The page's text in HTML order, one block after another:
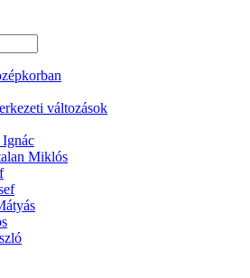
változások
Miklós